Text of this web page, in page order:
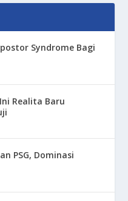
Syndrome Bagi
Realita Baru
PSG, Dominasi